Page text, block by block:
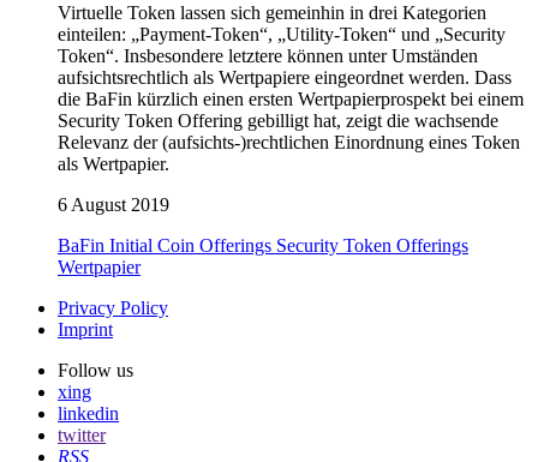
Virtuelle Token lassen sich gemeinhin in drei Kategorien
einteilen: „Payment-Token“, „Utility-Token“ und „Security
Token“. Insbesondere letztere können unter Umständen
aufsichtsrechtlich als Wertpapiere eingeordnet werden. Dass
die BaFin kürzlich einen ersten Wertpapierprospekt bei einem
Security Token Offering gebilligt hat, zeigt die wachsende
Relevanz der (aufsichts-)rechtlichen Einordnung eines Token
als Wertpapier.
6 August 2019
BaFin Initial Coin Offerings Security Token Offerings
Wertpapier
Privacy Policy
Imprint
Follow us
xing
linkedin
twitter
RSS